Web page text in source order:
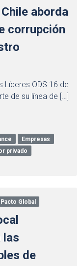
aborda
corrupción
Líderes ODS 16 de
de su línea de […]
Empresas
privado
Pacto Global
las
de